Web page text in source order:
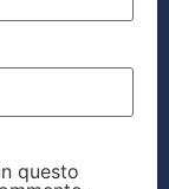
questo